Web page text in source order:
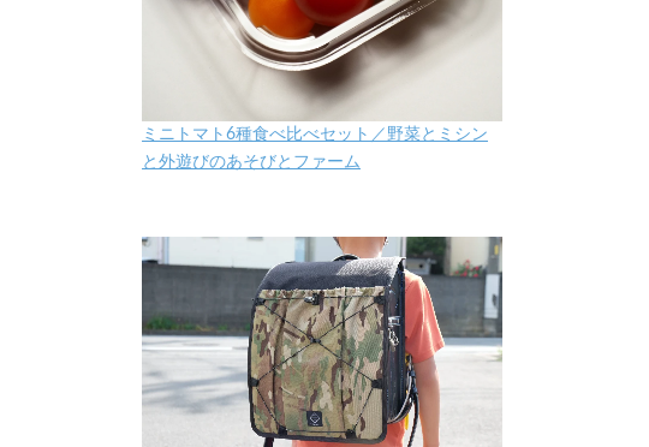
ミニトマト6種食べ比べセット／野菜とミシン
と外遊びのあそびとファーム